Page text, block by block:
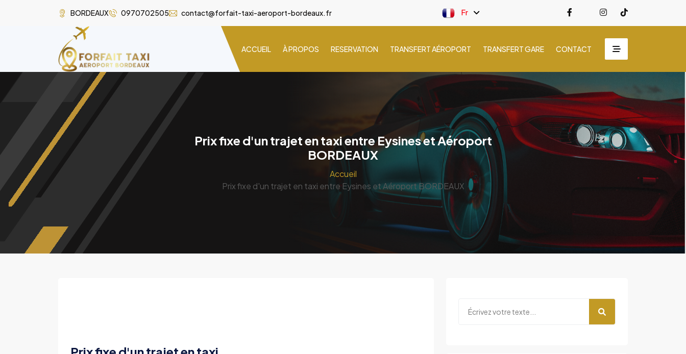
BORDEAUX 0970702505 contact@forfait-taxi-aeroport-bordeaux.fr Fr
ACCUEIL À PROPOS RESERVATION TRANSFERT AÉROPORT TRANSFERT GARE CONTACT
Prix fixe d'un trajet en taxi entre Eysines et Aéroport
BORDEAUX
Accueil
Prix fixe d'un trajet en taxi entre Eysines et Aéroport BORDEAUX